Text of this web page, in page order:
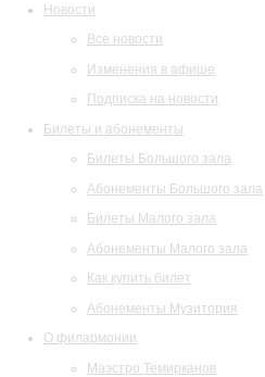
Новости
Все новости
Изменения в афише
Подписка на новости
Билеты и абонементы
Билеты Большого зала
Абонементы Большого зала
Билеты Малого зала
Абонементы Малого зала
Как купить билет
Абонементы Музитория
О филармонии
Маэстро Темирканов